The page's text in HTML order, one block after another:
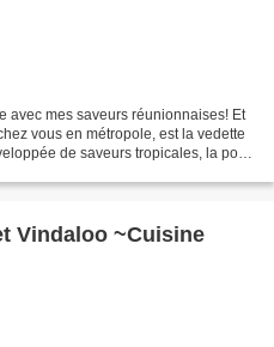
avec mes saveurs réunionnaises! Et
vous en métropole, est la vedette
de saveurs tropicales, la poire
Vindaloo ~Cuisine